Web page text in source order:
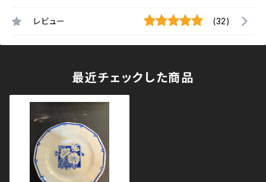
レビュー (32)
最近チェックした商品